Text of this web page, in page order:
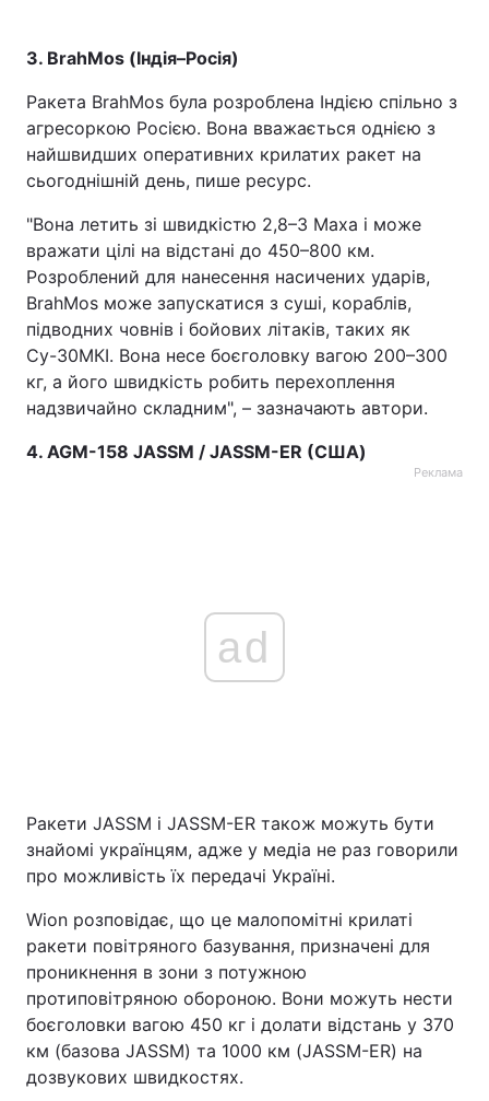
3. BrahMos (Індія–Росія)
Ракета BrahMos була розроблена Індією спільно з
агресоркою Росією. Вона вважається однією з
найшвидших оперативних крилатих ракет на
сьогоднішній день, пише ресурс.
"Вона летить зі швидкістю 2,8–3 Маха і може
вражати цілі на відстані до 450–800 км.
Розроблений для нанесення насичених ударів,
BrahMos може запускатися з суші, кораблів,
підводних човнів і бойових літаків, таких як
Су-30МКІ. Вона несе боєголовку вагою 200–300
кг, а його швидкість робить перехоплення
надзвичайно складним", – зазначають автори.
4. AGM-158 JASSM / JASSM-ER (США)
Реклама
ad
Ракети JASSM і JASSM-ER також можуть бути
знайомі українцям, адже у медіа не раз говорили
про можливість їх передачі Україні.
Wion розповідає, що це малопомітні крилаті
ракети повітряного базування, призначені для
проникнення в зони з потужною
протиповітряною обороною. Вони можуть нести
боєголовки вагою 450 кг і долати відстань у 370
км (базова JASSM) та 1000 км (JASSM-ER) на
дозвукових швидкостях.